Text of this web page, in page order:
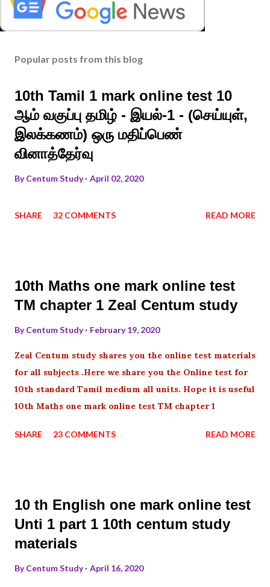
Popular posts from this blog
10th Tamil 1 mark online test 10
ஆம் வகுப்பு தமிழ் - இயல்-1 - (செய்யுள்,
இலக்கணம்) ஒரு மதிப்பெண்
வினாத்தேர்வு
ByCentum Study April 02, 2020
SHARE 32 COMMENTS READ MORE
10th Maths one mark online test
TM chapter 1 Zeal Centum study
ByCentum Study February 19, 2020
Zeal Centum study shares you the online test materials
for all subjects .Here we share you the Online test for
10th standard Tamil medium all units. Hope it is useful
10th Maths one mark online test TM chapter 1
SHARE 23 COMMENTS READ MORE
10 th English one mark online test
Unti 1 part 1 10th centum study
materials
ByCentum Study April 16, 2020